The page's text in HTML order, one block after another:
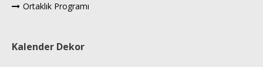
Ortaklık Programı
Kalender Dekor